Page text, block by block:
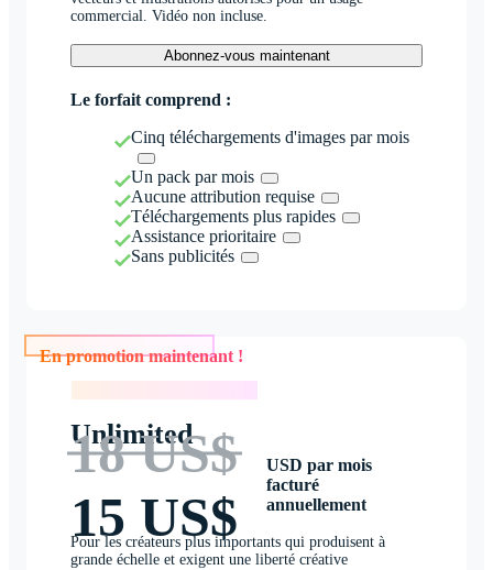
commercial. Vidéo non incluse.
Abonnez-vous maintenant
Le forfait comprend :
Cinq téléchargements d'images par mois
Un pack par mois
Aucune attribution requise
Téléchargements plus rapides
Assistance prioritaire
Sans publicités
En promotion maintenant !
Unlimited
18 US$
15 US$
USD par mois
facturé
annuellement
Pour les créateurs plus importants qui produisent à
grande échelle et exigent une liberté créative